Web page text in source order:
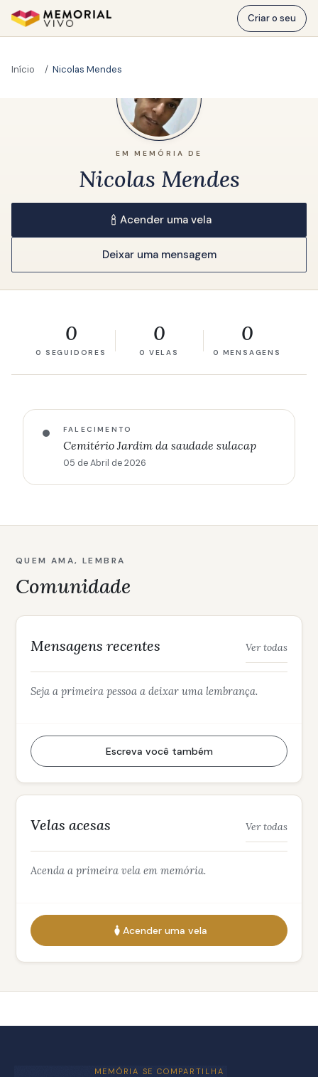
Ir para o conteúdo principal
Criar o seu
Início Nicolas Mendes
EM MEMÓRIA DE
Nicolas Mendes
Acender uma vela
Deixar uma mensagem
0
0 SEGUIDORES
0
0 VELAS
0
0 MENSAGENS
FALECIMENTO
Cemitério Jardim da saudade sulacap
05 de Abril de 2026
QUEM AMA, LEMBRA
Comunidade
Mensagens recentes Ver todas
Seja a primeira pessoa a deixar uma lembrança.
Escreva você também
Velas acesas Ver todas
Acenda a primeira vela em memória.
Acender uma vela
MEMÓRIA SE COMPARTILHA